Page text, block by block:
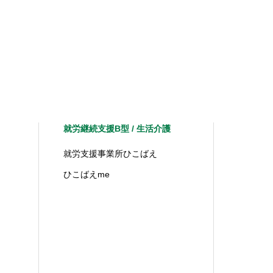
就労継続支援B型 / 生活介護
就労支援事業所ひこばえ
ひこばえme